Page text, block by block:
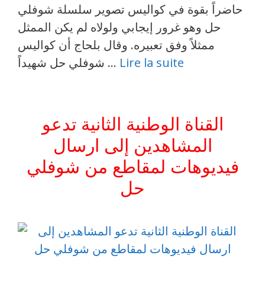
حاضراً بقوة في كواليس تصوير سلسلة شوفلي
حل وهو غرور إيجابي ولولاه لم يكن الممثل
ممثلاً وفق تعبيره. وقال بلحاج أن كواليس
شوفلي حل شهيداً … Lire la suite
القناة الوطنية الثانية تدعو
المشاهدين إلى ارسال
فيديوهات لمقاطع من شوفلي